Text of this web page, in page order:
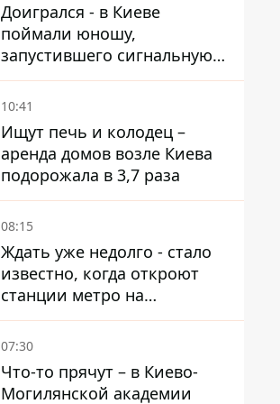
Доигрался - в Киеве
поймали юношу,
запустившего сигнальную
ракету, чтобы порадовать
девушек
10:41
Ищут печь и колодец –
аренда домов возле Киева
подорожала в 3,7 раза
08:15
Ждать уже недолго - стало
известно, когда откроют
станции метро на
Виноградаре
07:30
Что-то прячут – в Киево-
Могилянской академии